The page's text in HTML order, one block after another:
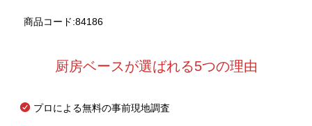
商品コード:84186
厨房ベースが選ばれる5つの理由
プロによる無料の事前現地調査